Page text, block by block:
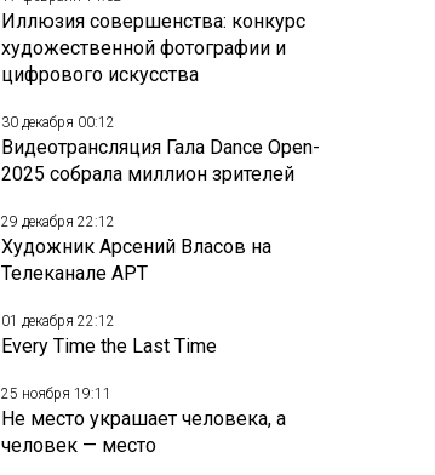
Иллюзия совершенства: конкурс
художественной фотографии и
цифрового искусства
30 декабря 00:12
Видеотрансляция Гала Dance Open-
2025 собрала миллион зрителей
29 декабря 22:12
Художник Арсений Власов на
Телеканале АРТ
01 декабря 22:12
Every Time the Last Time
25 ноября 19:11
Не место украшает человека, а
человек — место